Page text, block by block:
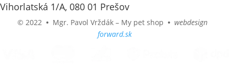
Vihorlatská 1/A, 080 01 Prešov
© 2022 • Mgr. Pavol Vrždák – My pet shop • webdesign
forward.sk